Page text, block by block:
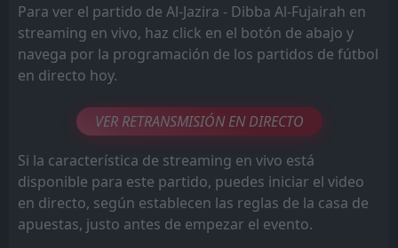
Para ver el partido de Al-Jazira - Dibba Al-Fujairah en
streaming en vivo, haz click en el botón de abajo y
navega por la programación de los partidos de fútbol
en directo hoy.
VER RETRANSMISIÓN EN DIRECTO
Si la característica de streaming en vivo está
disponible para este partido, puedes iniciar el video
en directo, según establecen las reglas de la casa de
apuestas, justo antes de empezar el evento.